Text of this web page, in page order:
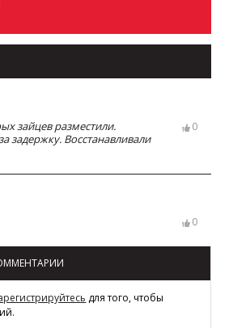
зайцев разместили.
задержку. Восстанавливали
0
0
для того, чтобы